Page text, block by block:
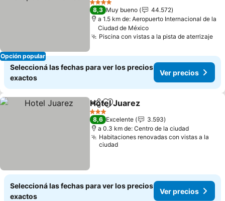
Opción popular
4 Estrellas
8,3 Muy bueno
44.572
a 1.5 km de: Aeropuerto Internacional de la
Ciudad de México
Piscina con vistas a la pista de aterrizaje
Seleccioná las fechas para ver los precios
exactos
Ver precios
CompartirAñadir a favoritos
Hotel Juarez
3 Estrellas
8,6 Excelente
3.593
a 0.3 km de: Centro de la ciudad
Habitaciones renovadas con vistas a la
ciudad
Seleccioná las fechas para ver los precios
exactos
Ver precios